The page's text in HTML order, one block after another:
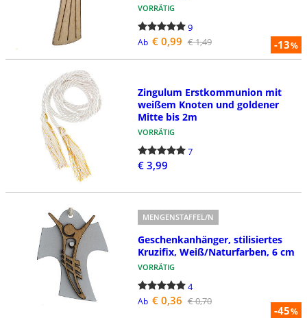
-13%
VORRÄTIG
9
Ab € 0,99 € 1,49
Zingulum Erstkommunion mit
weißem Knoten und goldener
Mitte bis 2m
VORRÄTIG
7
€ 3,99
-45%
MENGENSTAFFEL/N
Geschenkanhänger, stilisiertes
Kruzifix, Weiß/Naturfarben, 6 cm
VORRÄTIG
4
Ab € 0,36 € 0,70